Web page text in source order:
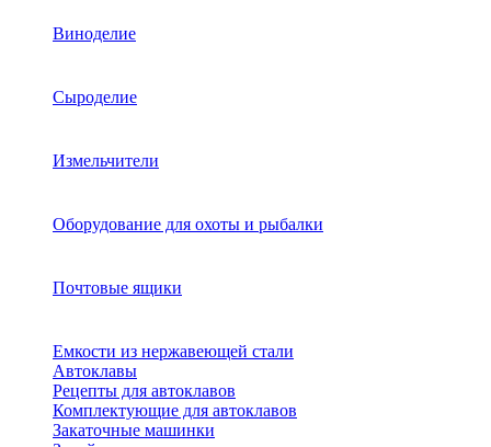
Виноделие
Сыроделие
Измельчители
Оборудование для охоты и рыбалки
Почтовые ящики
Емкости из нержавеющей стали
Автоклавы
Рецепты для автоклавов
Комплектующие для автоклавов
Закаточные машинки